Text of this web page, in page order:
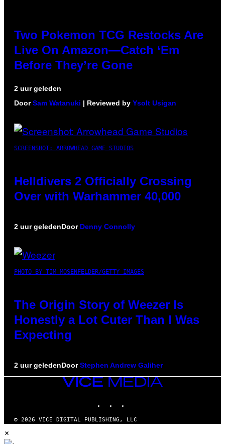
Two Pokemon TCG Restocks Are
Live On Amazon—Catch ‘Em
Before They’re Gone
2 uur geleden
DoorSam Watanuki | Reviewed by Ysolt Usigan
SCREENSHOT: ARROWHEAD GAME STUDIOS
Helldivers 2 Officially Crossing
Over with Warhammer 40,000
2 uur geledenDoor Denny Connolly
PHOTO BY TIM MOSENFELDER/GETTY IMAGES
The Origin Story of Weezer Is
Honestly a Lot Cuter Than I Was
Expecting
2 uur geledenDoorStephen Andrew Galiher
VICE
MEDIA
© 2026 VICE DIGITAL PUBLISHING, LLC
×